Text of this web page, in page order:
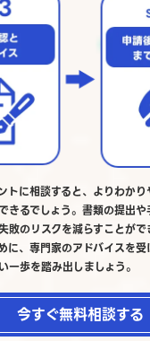
トに相談すると、よりわかり
きるでしょう。書類の提出
敗のリスクを減らすことが
に、専門家のアドバイスを
一歩を踏み出しましょう。
今すぐ無料相談する